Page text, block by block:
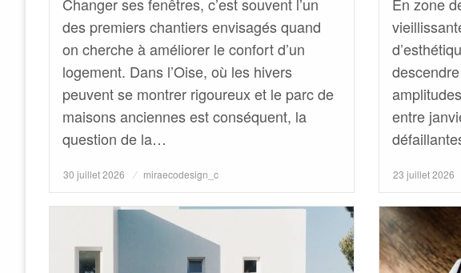
Changer ses fenêtres, c’est souvent l’un
des premiers chantiers envisagés quand
on cherche à améliorer le confort d’un
logement. Dans l’Oise, où les hivers
peuvent se montrer rigoureux et le parc de
maisons anciennes est conséquent, la
question de la…
Posted
on
30 juillet 2026 miraecodesign_c
En zone
entre
Posted
23 juillet 2026